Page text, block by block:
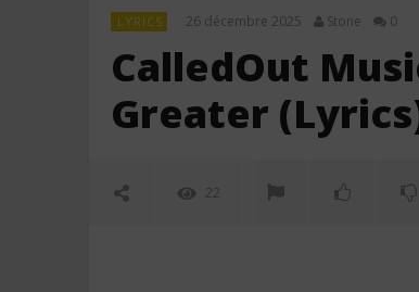
LYRICS 26 décembre 2025 Stone 0
CalledOut
Greater
22